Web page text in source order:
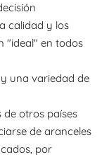
calidad y los
"ideal" en todos
una variedad de
otros países
de aranceles
por